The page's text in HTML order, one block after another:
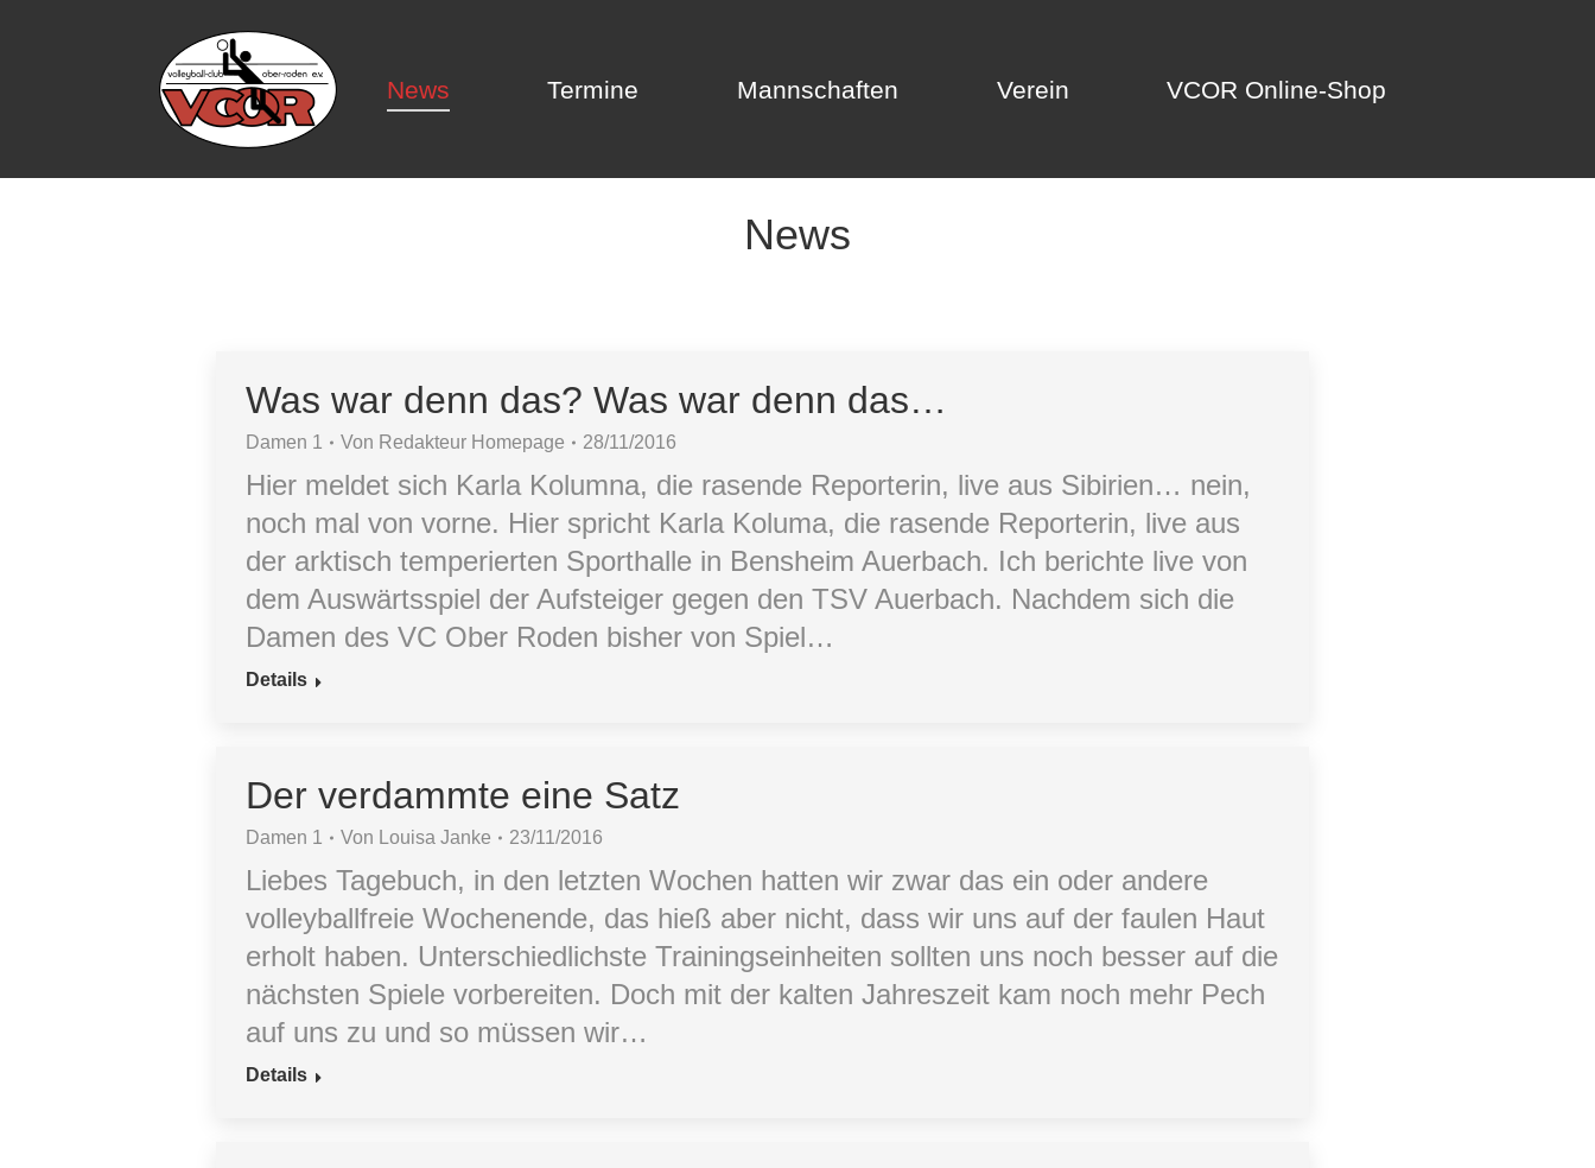
News Termine Mannschaften Verein VCOR Online-Shop
News
Was war denn das? Was war denn das…
Damen 1 Von Redakteur Homepage 28/11/2016
Hier meldet sich Karla Kolumna, die rasende Reporterin, live aus Sibirien… nein,
noch mal von vorne. Hier spricht Karla Koluma, die rasende Reporterin, live aus
der arktisch temperierten Sporthalle in Bensheim Auerbach. Ich berichte live von
dem Auswärtsspiel der Aufsteiger gegen den TSV Auerbach. Nachdem sich die
Damen des VC Ober Roden bisher von Spiel…
Details
Der verdammte eine Satz
Damen 1 Von Louisa Janke 23/11/2016
Liebes Tagebuch, in den letzten Wochen hatten wir zwar das ein oder andere
volleyballfreie Wochenende, das hieß aber nicht, dass wir uns auf der faulen Haut
erholt haben. Unterschiedlichste Trainingseinheiten sollten uns noch besser auf die
nächsten Spiele vorbereiten. Doch mit der kalten Jahreszeit kam noch mehr Pech
auf uns zu und so müssen wir…
Details